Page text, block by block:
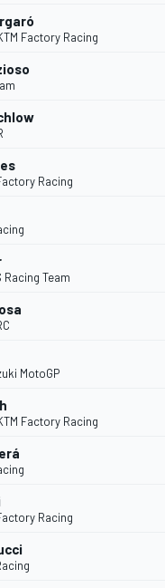
Factory Racing
Racing
Racing Team
MotoGP
Factory Racing
Racing